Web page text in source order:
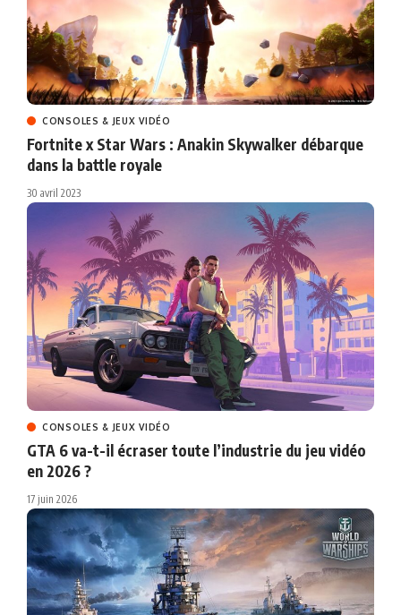
CONSOLES & JEUX VIDÉO
Fortnite x Star Wars : Anakin Skywalker débarque
dans la battle royale
30 avril 2023
CONSOLES & JEUX VIDÉO
GTA 6 va-t-il écraser toute l’industrie du jeu vidéo
en 2026 ?
17 juin 2026